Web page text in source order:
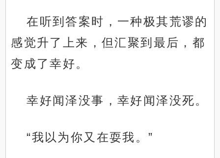
在听到答案时，一种极其荒谬的
感觉升了上来，但汇聚到最后，都
变成了幸好。
幸好闻泽没事，幸好闻泽没死。
“我以为你又在耍我。”